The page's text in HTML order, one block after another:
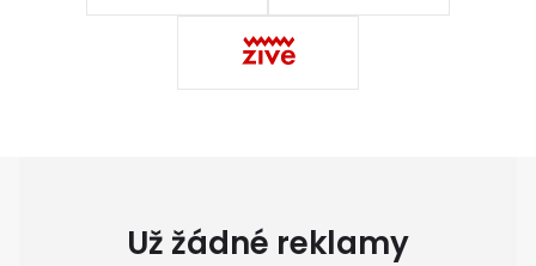
Už žádné reklamy